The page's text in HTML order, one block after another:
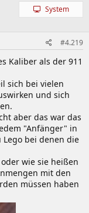
System
#4.219
Kaliber als der 911
sich bei vielen
und sich
aber das war das
"Anfänger" in
bei denen die
wie sie heißen
mit den
müssen haben